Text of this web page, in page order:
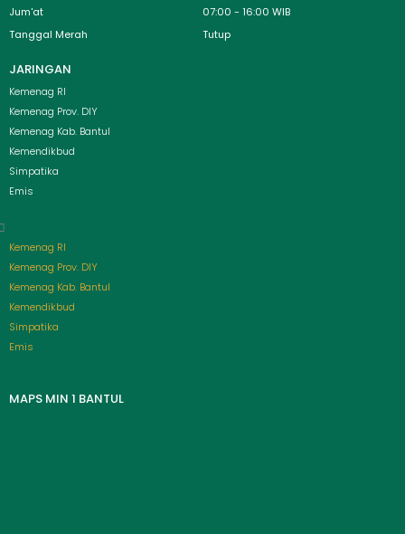
Jum'at
07:00 - 16:00 WIB
Tanggal Merah
Tutup
JARINGAN
Kemenag RI
Kemenag Prov. DIY
Kemenag Kab. Bantul
Kemendikbud
Simpatika
Emis
Menu
Kemenag RI
Kemenag Prov. DIY
Kemenag Kab. Bantul
Kemendikbud
Simpatika
Emis
MAPS MIN 1 BANTUL